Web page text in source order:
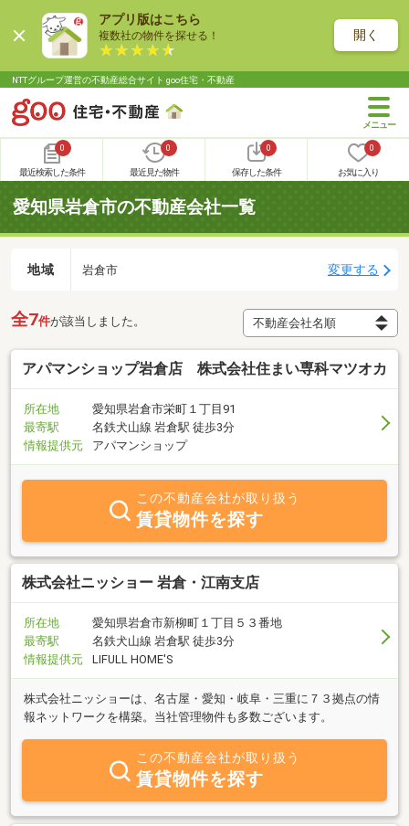
アプリ版はこちら
複数社の物件を探せる！ 開く
NTTグループ運営の不動産総合サイト goo住宅・不動産
0
最近検索した条件
0
最近見た物件
0
保存した条件
0
お気に入り
愛知県岩倉市の不動産会社一覧
地域 岩倉市 変更する
全7件が該当しました。
アパマンショップ岩倉店 株式会社住まい専科マツオカ
所在地
愛知県岩倉市栄町１丁目91
最寄駅
名鉄犬山線 岩倉駅 徒歩3分
情報提供元
アパマンショップ
この不動産会社が取り扱う
賃貸物件を探す
株式会社ニッショー 岩倉・江南支店
所在地
愛知県岩倉市新柳町１丁目５３番地
最寄駅
名鉄犬山線 岩倉駅 徒歩3分
情報提供元
LIFULL HOME'S
株式会社ニッショーは、名古屋・愛知・岐阜・三重に７３拠点の情
報ネットワークを構築。当社管理物件も多数ございます。
この不動産会社が取り扱う
賃貸物件を探す